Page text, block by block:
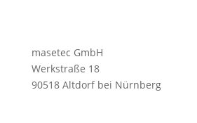
masetec GmbH
Werkstraße 18
90518 Altdorf bei Nürnberg